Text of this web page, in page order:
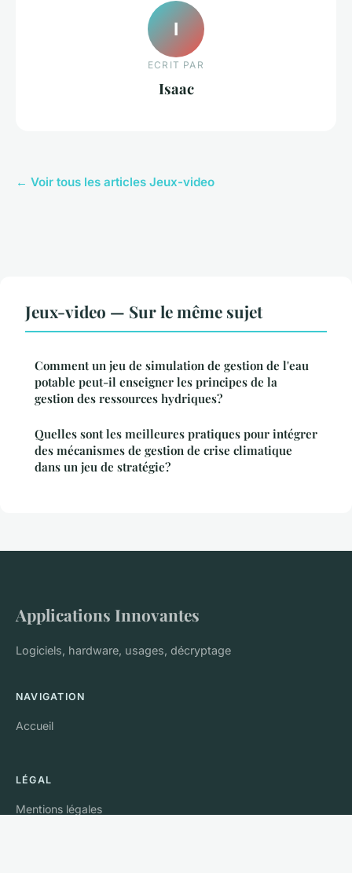
I
ECRIT PAR
Isaac
← Voir tous les articles Jeux-video
Jeux-video — Sur le même sujet
Comment un jeu de simulation de gestion de l'eau
potable peut-il enseigner les principes de la
gestion des ressources hydriques?
Quelles sont les meilleures pratiques pour intégrer
des mécanismes de gestion de crise climatique
dans un jeu de stratégie?
Applications Innovantes
Logiciels, hardware, usages, décryptage
NAVIGATION
Accueil
LÉGAL
Mentions légales